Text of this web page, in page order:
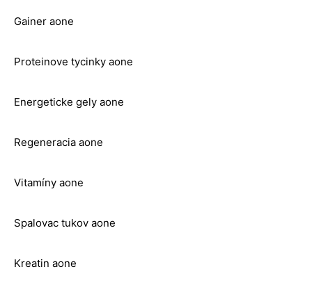
Gainer aone
Proteinove tycinky aone
Energeticke gely aone
Regeneracia aone
Vitamíny aone
Spalovac tukov aone
Kreatin aone